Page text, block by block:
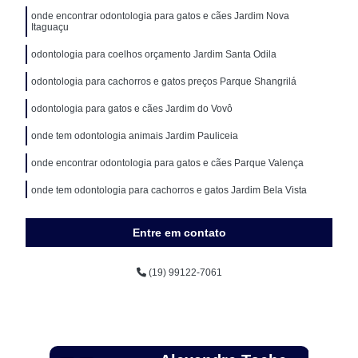
onde encontrar odontologia para gatos e cães Jardim Nova
Itaguaçu
odontologia para coelhos orçamento Jardim Santa Odila
odontologia para cachorros e gatos preços Parque Shangrilá
odontologia para gatos e cães Jardim do Vovô
onde tem odontologia animais Jardim Pauliceia
onde encontrar odontologia para gatos e cães Parque Valença
onde tem odontologia para cachorros e gatos Jardim Bela Vista
onde tem odontologia para cachorros e gatos Residencial Parque
Entre em contato
(19) 99122-7061